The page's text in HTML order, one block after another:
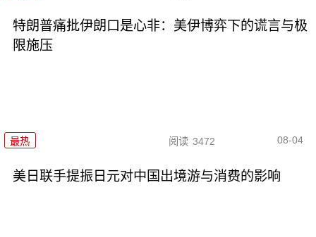
特朗普痛批伊朗口是心非：美伊博弈下的谎言与极
限施压
最热 阅读 3472 08-04
美日联手提振日元对中国出境游与消费的影响